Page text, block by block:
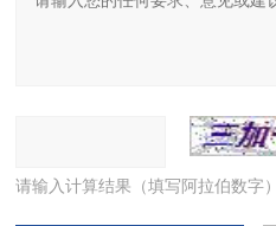
请输入计算结果（填写阿拉伯数字